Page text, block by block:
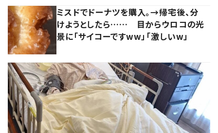
ミスドでドーナツを購入。→帰宅後、分
けようとしたら…… 目からウロコの光
景に「サイコーですww」「激しいw」